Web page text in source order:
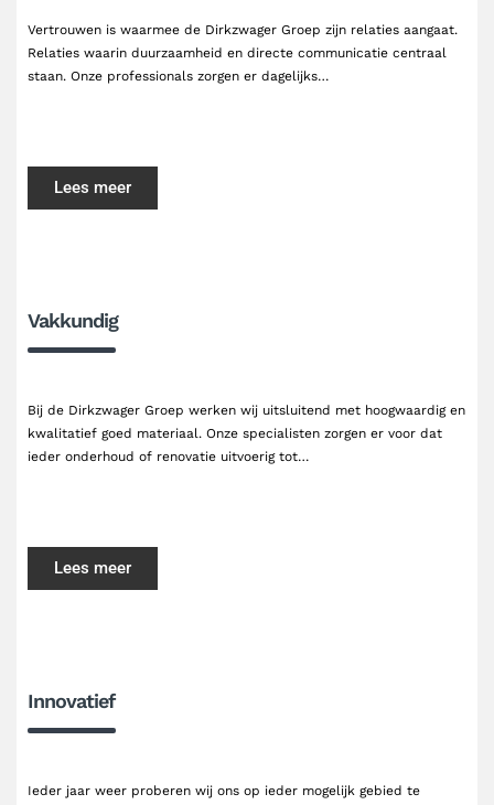
Vertrouwen is waarmee de Dirkzwager Groep zijn relaties aangaat.
Relaties waarin duurzaamheid en directe communicatie centraal
staan. Onze professionals zorgen er dagelijks…
Lees meer
Vakkundig
Bij de Dirkzwager Groep werken wij uitsluitend met hoogwaardig en
kwalitatief goed materiaal. Onze specialisten zorgen er voor dat
ieder onderhoud of renovatie uitvoerig tot…
Lees meer
Innovatief
Ieder jaar weer proberen wij ons op ieder mogelijk gebied te